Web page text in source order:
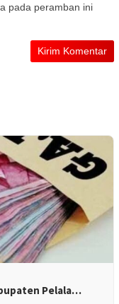
pada peramban ini
Pelala…